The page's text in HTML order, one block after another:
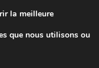
de 7 EUR
9 h à 16 h
la meilleure
que nous utilisons ou